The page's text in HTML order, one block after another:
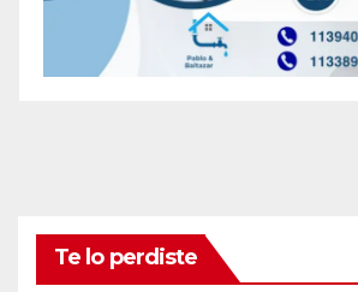
Te lo perdiste